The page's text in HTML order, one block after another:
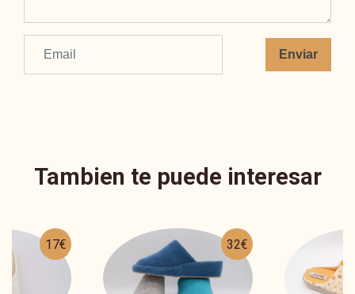
Enviar
Tambien te puede interesar
17€ 32€